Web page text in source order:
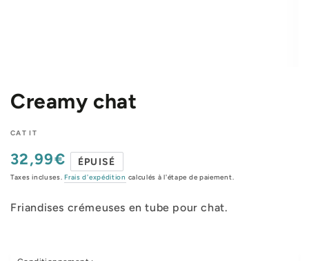
Creamy chat
CAT IT
Prix
normal
32,99€ ÉPUISÉ
Taxes incluses. Frais d'expédition calculés à l'étape de paiement.
Friandises crémeuses en tube pour chat.